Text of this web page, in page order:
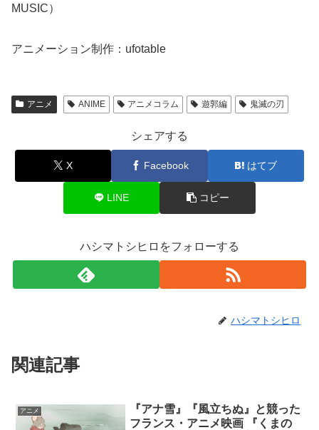
MUSIC）
アニメーション制作：ufotable
アニメ ANIME アニメコラム 遊郭編 鬼滅の刃
シェアする
X Facebook はてブ
LINE コピー
ハシマトシヒロをフォローする
ハシマトシヒロ
関連記事
アニメ
『アナ雪』『風立ちぬ』と競った
フランス・アニメ映画 『くまの